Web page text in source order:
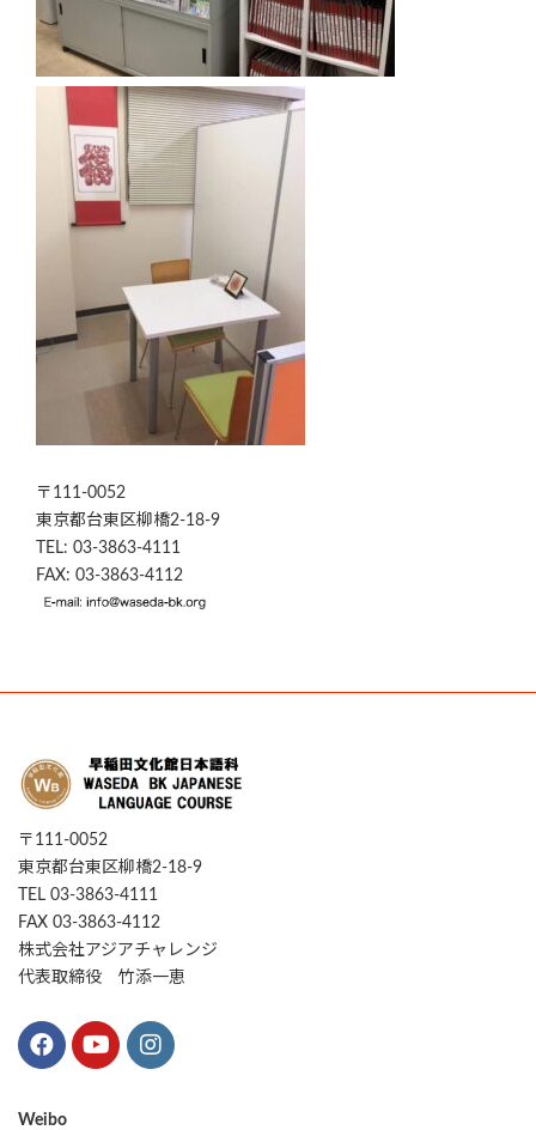
〒111-0052
東京都台東区柳橋2-18-9
TEL: 03-3863-4111
FAX: 03-3863-4112
〒111-0052
東京都台東区柳橋2-18-9
TEL 03-3863-4111
FAX 03-3863-4112
株式会社アジアチャレンジ
代表取締役 竹添一恵
Weibo